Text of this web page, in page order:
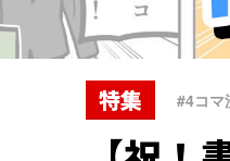
特集 #4コマ